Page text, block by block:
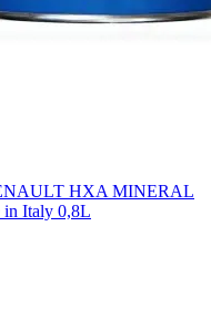
HXA MINERAL
Italy 0,8L